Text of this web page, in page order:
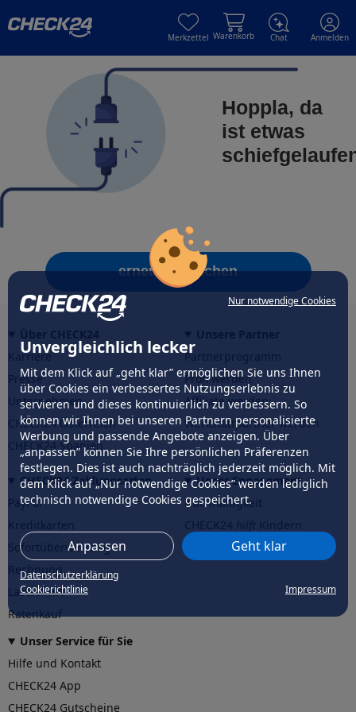
Nur notwendige Cookies
Unvergleichlich lecker
Mit dem Klick auf „geht klar” ermöglichen Sie uns Ihnen
über Cookies ein verbessertes Nutzungserlebnis zu
servieren und dieses kontinuierlich zu verbessern. So
können wir Ihnen bei unseren Partnern personalisierte
Werbung und passende Angebote anzeigen. Über
„anpassen” können Sie Ihre persönlichen Präferenzen
festlegen. Dies ist auch nachträglich jederzeit möglich. Mit
dem Klick auf „Nur notwendige Cookies” werden lediglich
technisch notwendige Cookies gespeichert.
Anpassen Geht klar
Datenschutzerklärung
Cookierichtlinie
Impressum
Merkzettel Warenkorb Chat Anmelden
Hoppla, da
ist etwas
erneut versuchen
Karriere
Presse
Unternehmen
CHECK24 Österreich
CHECK24 Spanien
Partnerprogramm
Profi werden
Affiliate werden
Werkstattpartner werden
CHECK24 Zahlungsarten
PayPal
Sofortüberweisung
Rechnung
Lastschrift
Ratenkauf
Unser Engagement
Nachhaltigkeit
CHECK24hilftder Natur
Unser Service für Sie
Hilfe und Kontakt
CHECK24 App
CHECK24 Gutscheine